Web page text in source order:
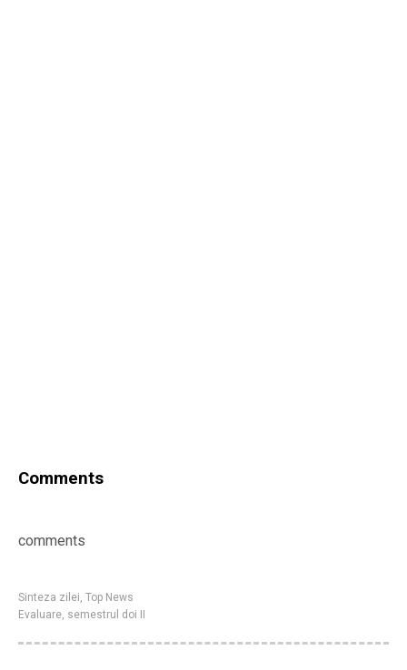
Comments
comments
Sinteza zilei, Top News
Evaluare, semestrul doi II